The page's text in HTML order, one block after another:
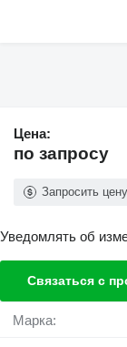
Цена:
по запросу
Запросить цену
Уведомлять об
Связаться с
Марка: